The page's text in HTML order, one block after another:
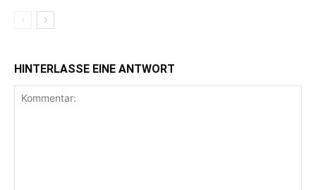
HINTERLASSE EINE ANTWORT